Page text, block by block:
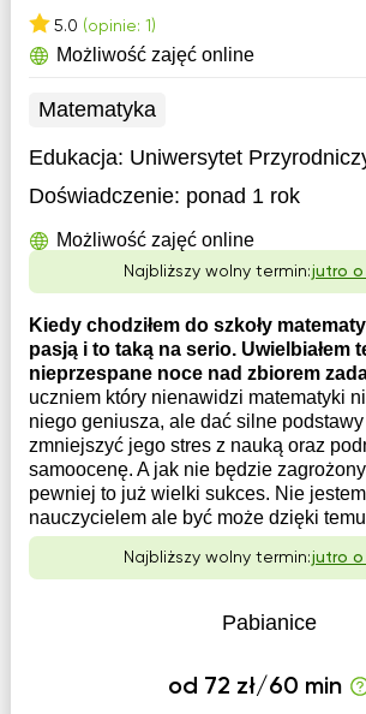
5.0 (opinie: 1)
Możliwość zajęć online
Matematyka
Edukacja: Uniwersytet
Doświadczenie: ponad 1 rok
Możliwość zajęć online
Najbliższy wolny termin:jutro o
Kiedy chodziłem do szkoły
pasją i to taką na serio. Uwielbiałem
nieprzespane noce nad zbiorem
uczniem który nienawidzi matematyki
niego geniusza, ale dać silne
zmniejszyć jego stres z nauką oraz
samoocenę. A jak nie będzie
pewniej to już wielki sukces. Nie
nauczycielem ale być może dzięki
Najbliższy wolny termin:jutro o
Pabianice
od 72 zł/60 min